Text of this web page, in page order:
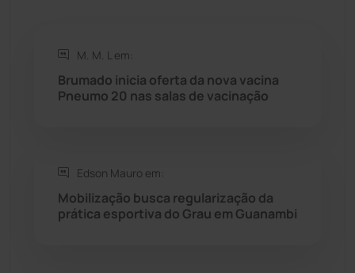
Rio do Antônio
Rio do Pires
Seabra
M. M. L em:
Brumado inicia oferta da nova vacina
Pneumo 20 nas salas de vacinação
Edson Mauro em:
Mobilização busca regularização da
prática esportiva do Grau em Guanambi